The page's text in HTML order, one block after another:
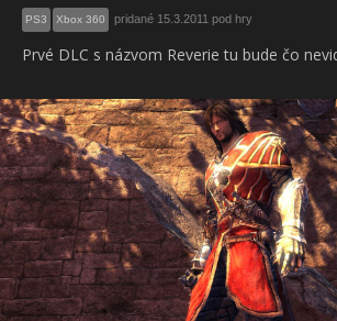
PS3 Xbox 360 pridané 15.3.2011 pod hry
Prvé DLC s názvom Reverie tu bude čo